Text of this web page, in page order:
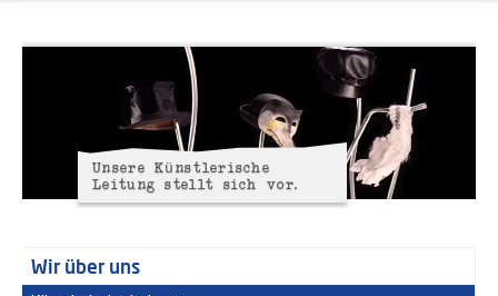
Unsere Künstlerische
Leitung stellt sich vor.
Wir über uns